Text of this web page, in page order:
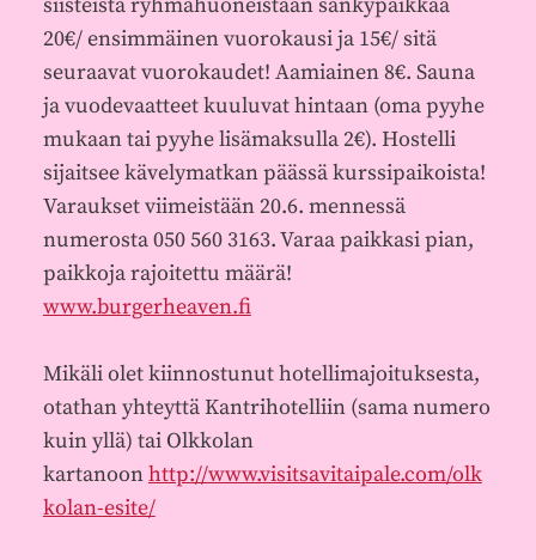
siisteistä ryhmähuoneistaan sänkypaikkaa
20€/ ensimmäinen vuorokausi ja 15€/ sitä
seuraavat vuorokaudet! Aamiainen 8€. Sauna
ja vuodevaatteet kuuluvat hintaan (oma pyyhe
mukaan tai pyyhe lisämaksulla 2€). Hostelli
sijaitsee kävelymatkan päässä kurssipaikoista!
Varaukset viimeistään 20.6. mennessä
numerosta 050 560 3163. Varaa paikkasi pian,
paikkoja rajoitettu määrä!
www.burgerheaven.fi
Mikäli olet kiinnostunut hotellimajoituksesta,
otathan yhteyttä Kantrihotelliin (sama numero
kuin yllä) tai Olkkolan
kartanoonhttp://www.visitsavitaipale.com/olk
kolan-esite/